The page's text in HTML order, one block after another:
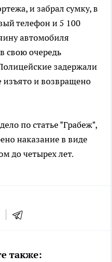
и забрал сумку, в
телефон и 5 100
автомобиля
свою очередь
задержали
и возвращено
по статье "Грабеж",
наказание в виде
до четырех лет.
также: